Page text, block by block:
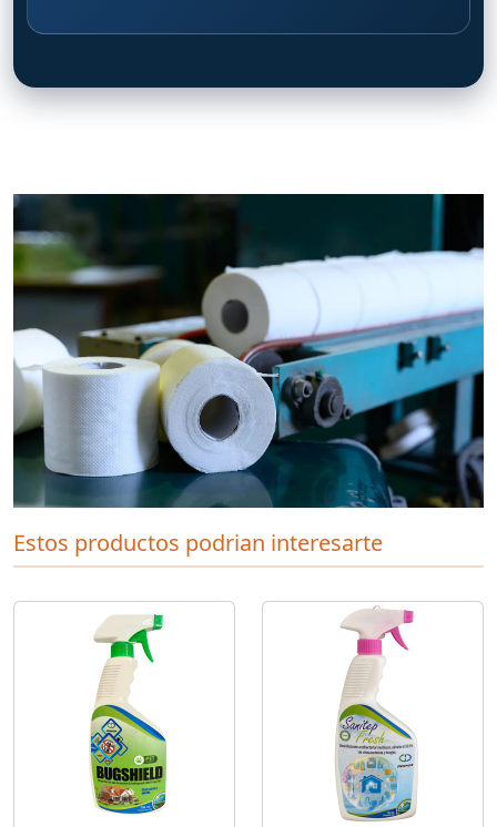
Estos productos podrian interesarte